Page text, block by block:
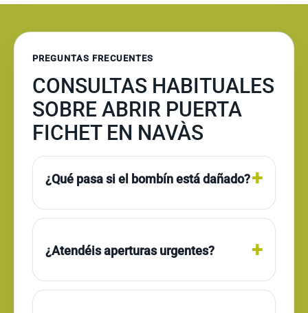
PREGUNTAS FRECUENTES
CONSULTAS HABITUALES
SOBRE ABRIR PUERTA
FICHET EN NAVÀS
¿Qué pasa si el bombín está dañado?
¿Atendéis aperturas urgentes?